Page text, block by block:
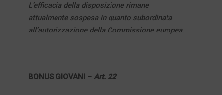
L’efficacia della disposizione rimane
attualmente sospesa in quanto subordinata
all’autorizzazione della Commissione europea.
BONUS GIOVANI – Art. 22